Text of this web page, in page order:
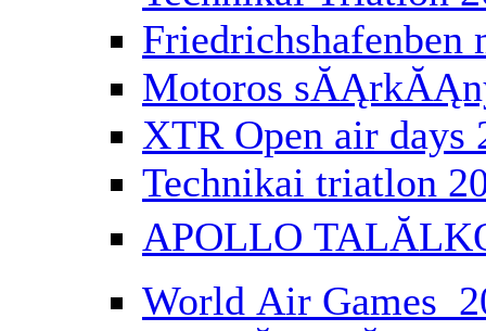
Motoros
XTR Open air days
Technikai triatlon
APOLLO
World Air Games